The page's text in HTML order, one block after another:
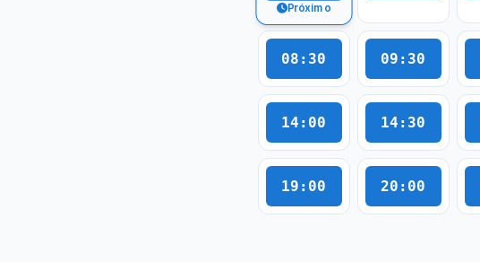
Próximo
08:30 09:30
14:00 14:30
19:00 20:00